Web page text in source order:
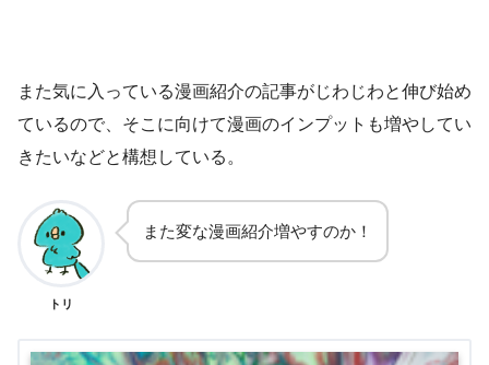
また気に入っている漫画紹介の記事がじわじわと伸び始め
ているので、そこに向けて漫画のインプットも増やしてい
きたいなどと構想している。
トリ
また変な漫画紹介増やすのか！